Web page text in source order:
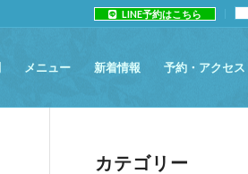
LINE予約はこちら
メニュー 新着情報 予約・アクセス
カテゴリー